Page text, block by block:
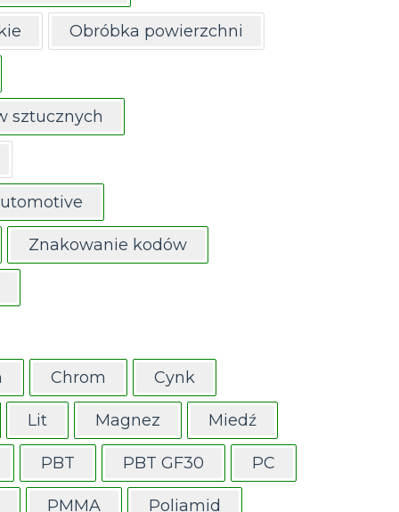
Obróbka powierzchni
sztucznych
Znakowanie kodów
Chrom Cynk
Lit Magnez Miedź
PBT PBT GF30 PC
PMMA Poliamid